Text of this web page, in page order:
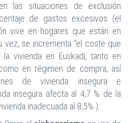
las situaciones de exclusión
de gastos excesivos (el
vive en hogares que están en
vez, se incrementa “el coste que
vivienda en Euskadi, tanto en
en régimen de compra, así
de vivienda insegura e
insegura afecta al 4,7 % de la
inadecuada al 8,5% ).